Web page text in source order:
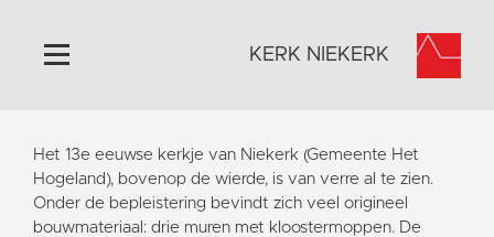
Home
Algemeen
Historie
KERK NIEKERK
Het 13e eeuwse kerkje van Niekerk (Gemeente Het
Hogeland), bovenop de wierde, is van verre al te zien.
Onder de bepleistering bevindt zich veel origineel
bouwmateriaal: drie muren met kloostermoppen. De